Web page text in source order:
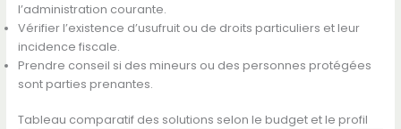
l’administration courante.
Vérifier l’existence d’usufruit ou de droits particuliers et leur
incidence fiscale.
Prendre conseil si des mineurs ou des personnes protégées
sont parties prenantes.
Tableau comparatif des solutions selon le budget et le profil